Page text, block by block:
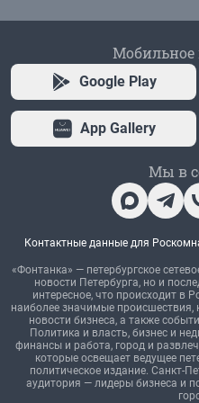
Google Play
App Gallery
Мы в
Контактные данные для
«Фонтанка» — петербургское
новости Петербурга, но и
интересное, что происходит в
наиболее значимые происшествия,
новости бизнеса, а также
Политика и власть, бизнес и
финансы и работа, город и
которые освещает ведущее
политическое издание. Санкт-
аудитория — лидеры бизнеса и